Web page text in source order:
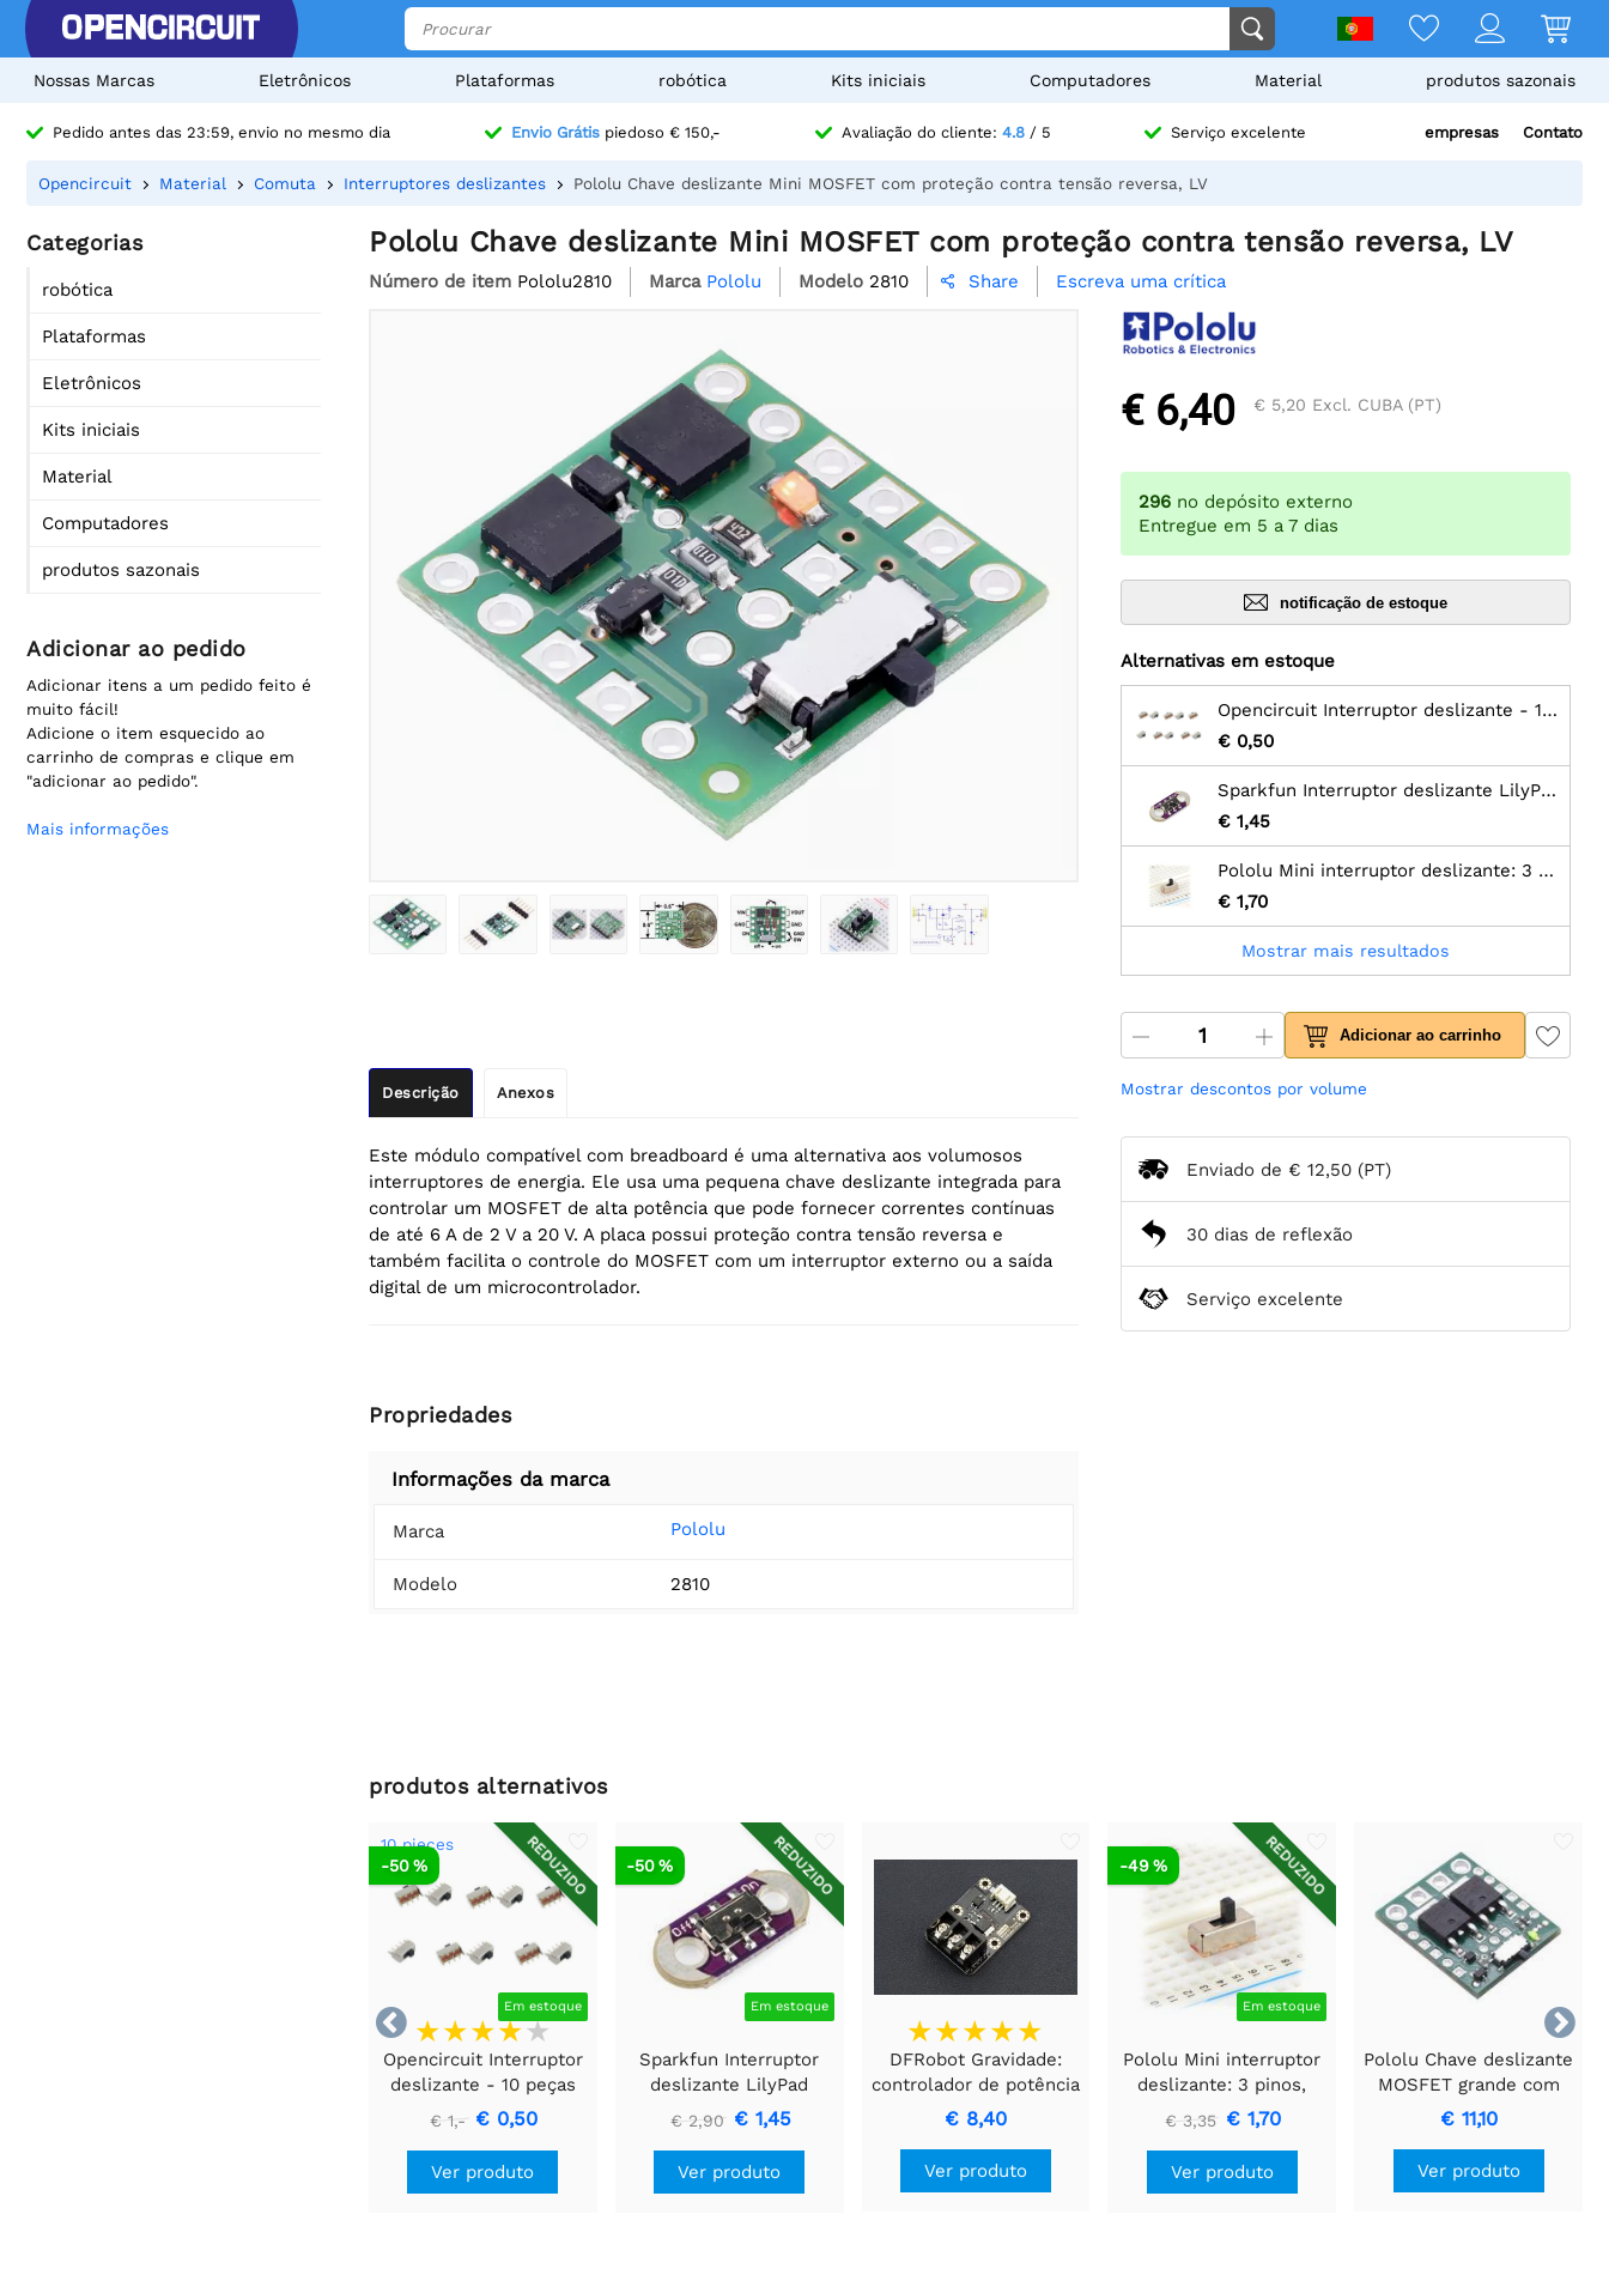
Nossas Marcas Eletrônicos Plataformas robótica Kits iniciais Computadores Material produtos sazonais
Pedido antes das 23:59, envio no mesmo dia Envio Grátispiedoso € 150,- Avaliação do cliente: 4.8/ 5 Serviço excelente empresas Contato
Opencircuit Material Comuta Interruptores deslizantes Pololu Chave deslizante Mini MOSFET com proteção contra tensão reversa, LV
Categorias
robótica
Plataformas
Eletrônicos
Kits iniciais
Material
Computadores
produtos sazonais
Adicionar ao pedido
Adicionar itens a um pedido feito é
muito fácil!
Adicione o item esquecido ao
carrinho de compras e clique em
"adicionar ao pedido".
Mais informações
Pololu Chave deslizante Mini MOSFET com proteção contra tensão reversa, LV
Número de item Pololu2810 Marca Pololu Modelo 2810  Share Escreva uma crítica
Descrição Anexos
Este módulo compatível com breadboard é uma alternativa aos volumosos
interruptores de energia. Ele usa uma pequena chave deslizante integrada para
controlar um MOSFET de alta potência que pode fornecer correntes contínuas
de até 6 A de 2 V a 20 V. A placa possui proteção contra tensão reversa e
também facilita o controle do MOSFET com um interruptor externo ou a saída
digital de um microcontrolador.
Propriedades
Informações da marca
Marca Pololu
Modelo 2810
€ 6,40 € 5,20 Excl. CUBA (PT)
296 no depósito externo
Entregue em 5 a 7 dias
notificação de estoque
Alternativas em estoque
Opencircuit Interruptor deslizante - 10 peças
€ 0,50
Sparkfun Interruptor deslizante LilyPad
€ 1,45
Pololu Mini interruptor deslizante: 3 pinos, SPDT, 0,3 A (pacote com 3)
€ 1,70
Mostrar mais resultados
Adicionar ao carrinho
Mostrar descontos por volume
Enviado de € 12,50 (PT)
30 dias de reflexão
Serviço excelente
produtos alternativos


REDUZIDO
10 pieces
Em estoque
-50 %
Opencircuit Interruptor
deslizante - 10 peças
€ 1,- € 0,50
Ver produto
REDUZIDO
Em estoque
-50 %
Sparkfun Interruptor
deslizante LilyPad
€ 2,90 € 1,45
Ver produto
DFRobot Gravidade:
controlador de potência
MOSFET
€ 8,40
Ver produto
REDUZIDO
Em estoque
-49 %
Pololu Mini interruptor
deslizante: 3 pinos,
SPDT, 0,3 A (pacote com
€ 3,35 € 1,70
Ver produto
Pololu Chave deslizante
MOSFET grande com
proteção contra tensão
reversa, HP
€ 11,10
Ver produto